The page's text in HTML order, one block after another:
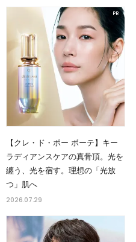
【クレ・ド・ポー ボーテ】キー
ラディアンスケアの真骨頂。光を
纏う、光を宿す。理想の「光放
つ」肌へ
2026.07.29